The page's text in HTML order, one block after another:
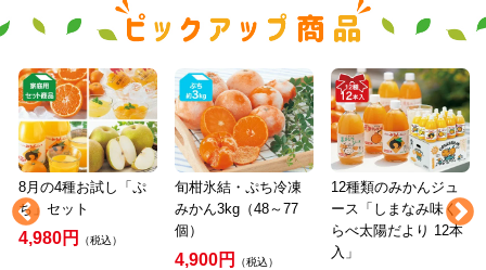
8月の4種お試し「ぷ
ち」セット
4,980円 （税込）
旬柑氷結・ぷち冷凍
みかん3kg（48～77
個）
4,900円 （税込）
12種類のみかんジュ
ース「しまなみ味く
らべ太陽だより 12本
入」